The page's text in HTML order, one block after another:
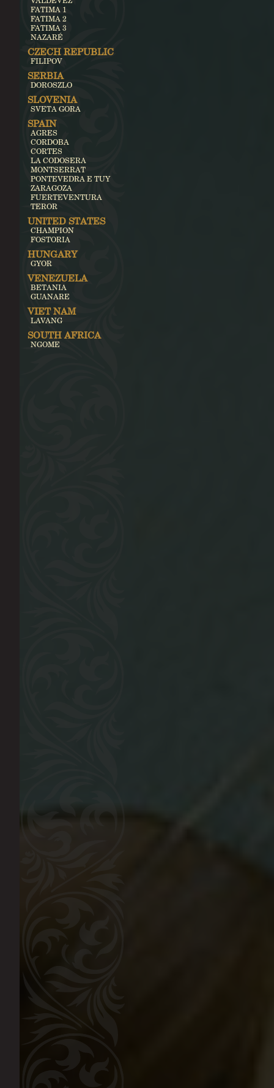
FATIMA 1
FATIMA 2
FATIMA 3
NAZARÉ
CZECH REPUBLIC
FILIPOV
SERBIA
DOROSZLO
SLOVENIA
SVETA GORA
SPAIN
AGRES
CORDOBA
CORTES
LA CODOSERA
MONTSERRAT
PONTEVEDRA E TUY
ZARAGOZA
FUERTEVENTURA
TEROR
UNITED STATES
CHAMPION
FOSTORIA
HUNGARY
GYOR
VENEZUELA
BETANIA
GUANARE
VIET NAM
LAVANG
SOUTH AFRICA
NGOME